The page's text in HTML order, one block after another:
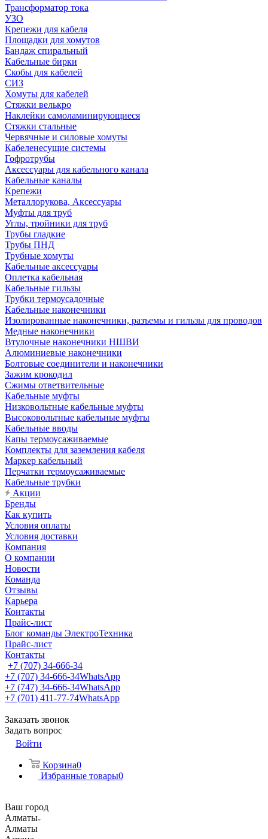
Трансформатор тока
УЗО
Крепежи для кабеля
Площадки для хомутов
Бандаж спиральный
Кабельные бирки
Cкобы для кабелей
СИЗ
Хомуты для кабелей
Стяжки велькро
Наклейки самоламинирующиеся
Стяжки стальные
Червячные и силовые хомуты
Кабеленесущие системы
Гофротрубы
Аксессуары для кабельного канала
Кабельные каналы
Крепежи
Металлорукова, Аксессуары
Муфты для труб
Углы, тройники для труб
Трубы гладкие
Трубы ПНД
Трубные хомуты
Кабельные аксессуары
Оплетка кабельная
Кабельные гильзы
Трубки термоусадочные
Кабельные наконечники
Изолированные наконечники, разъемы и гильзы для проводов
Медные наконечники
Втулочные наконечники НШВИ
Алюминиевые наконечники
Болтовые соединители и наконечники
Зажим крокодил
Сжимы ответвительные
Кабельные муфты
Низковольтные кабельные муфты
Высоковольтные кабельные муфты
Кабельные вводы
Капы термоусаживаемые
Комплекты для заземления кабеля
Маркер кабельный
Перчатки термоусаживаемые
Кабельные трубки
Акции
Бренды
Как купить
Условия оплаты
Условия доставки
Компания
О компании
Новости
Команда
Отзывы
Карьера
Контакты
Прайс-лист
Блог команды ЭлектроТехника
Прайс-лист
Контакты
+7 (707) 34-666-34
+7 (707) 34-666-34WhatsApp
+7 (747) 34-666-34WhatsApp
+7 (701) 411-77-74WhatsApp
Заказать звонок
Задать вопрос
Войти
Корзина0
Избранные товары0
Ваш город
Алматы
Алматы